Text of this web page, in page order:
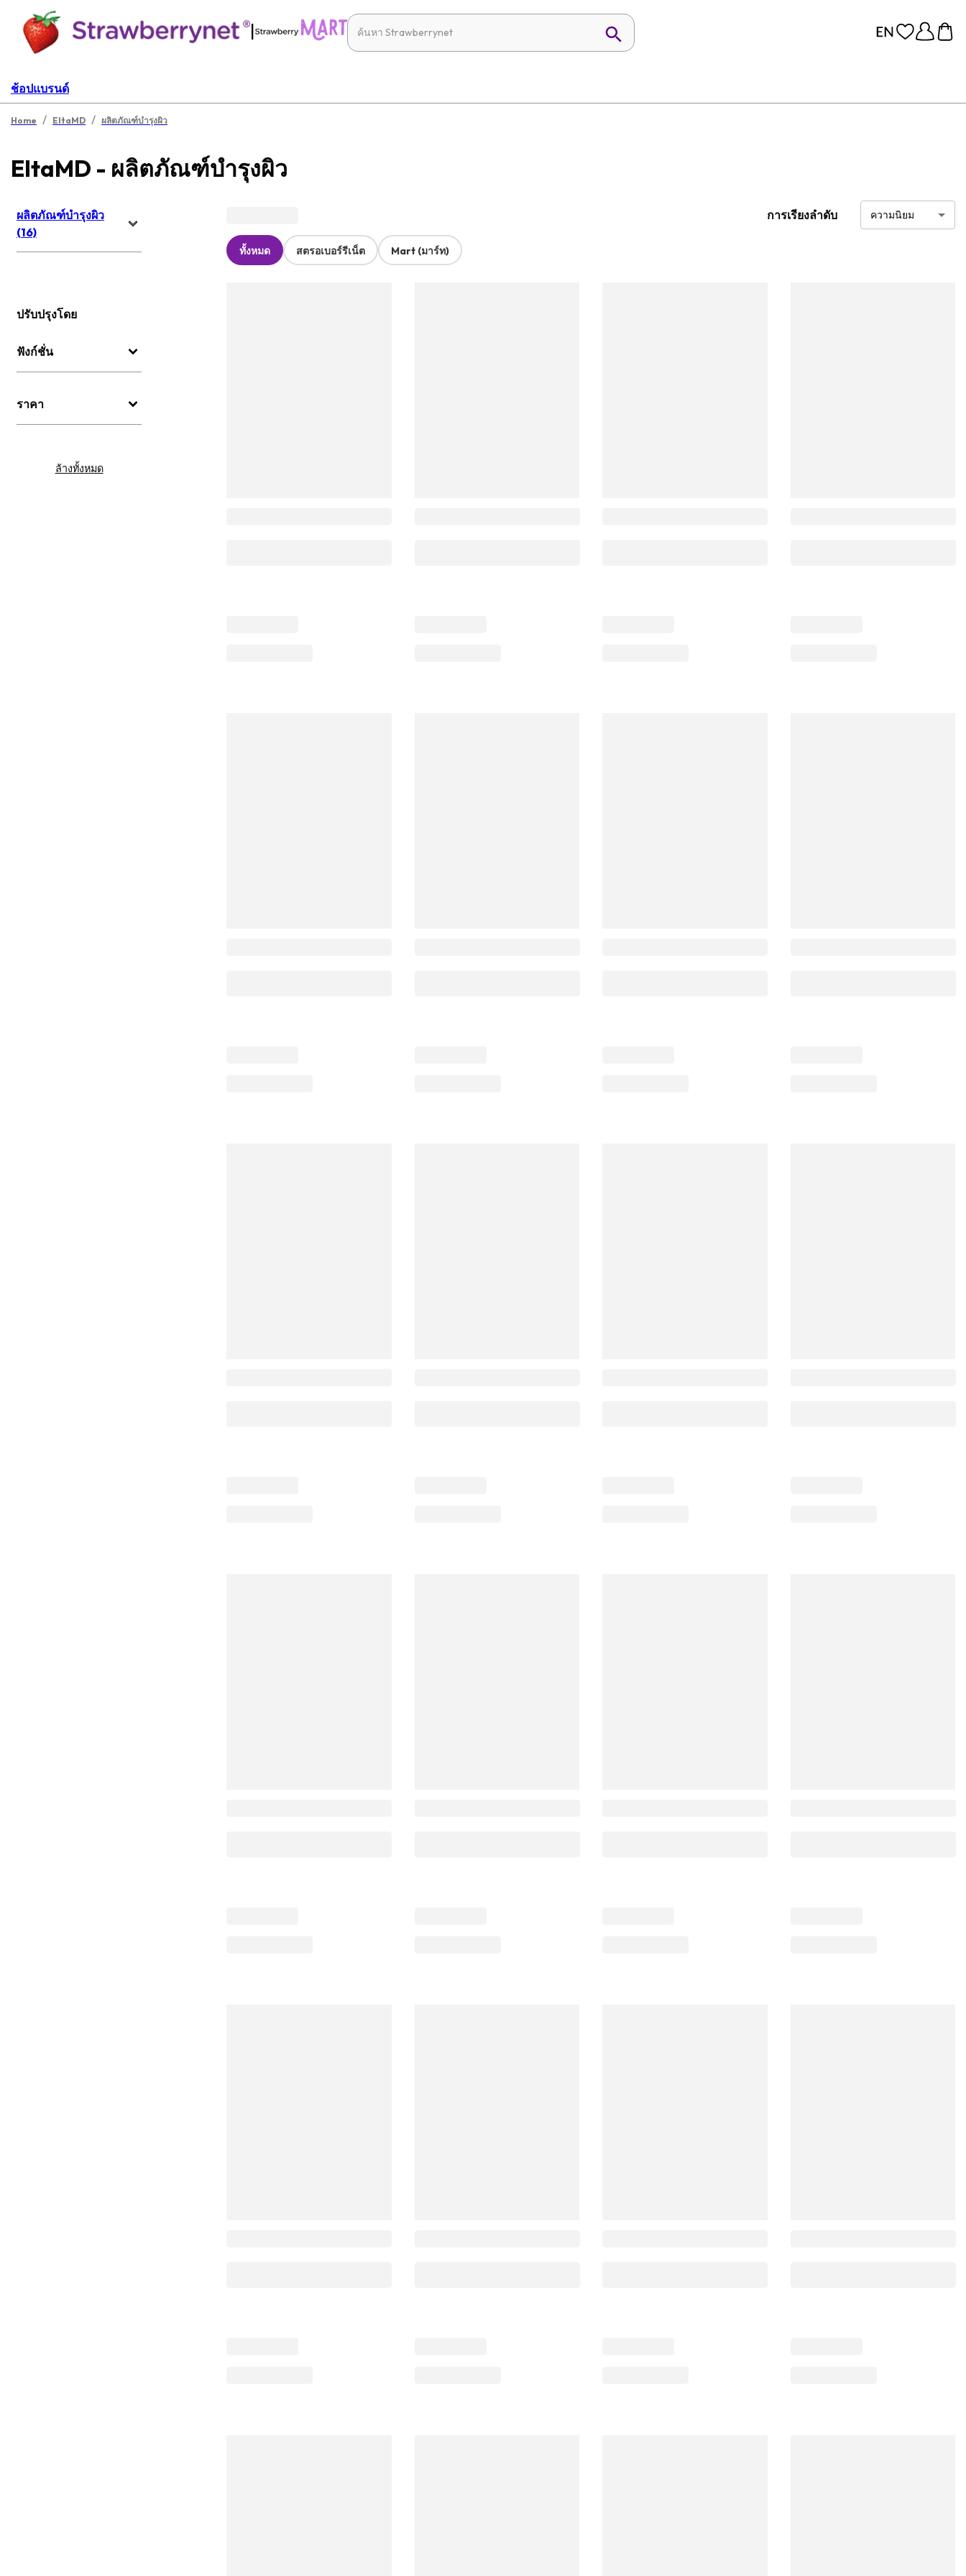
|
ช้อปแบรนด์
Home / EltaMD / ผลิตภัณฑ์บำรุงผิว
EltaMD - ผลิตภัณฑ์บำรุงผิว
ผลิตภัณฑ์บำรุงผิว
(16)
ปรับปรุงโดย
ฟังก์ชั่น
ราคา
ล้างทั้งหมด
การเรียงลำดับ ความนิยม
ทั้งหมด สตรอเบอร์รีเน็ต Mart (มาร์ท)